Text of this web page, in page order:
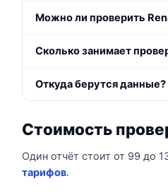
Можно ли проверить
Сколько занимает
Откуда берутся данные?
Стоимость
Один отчёт стоит от 99 до
тарифов.